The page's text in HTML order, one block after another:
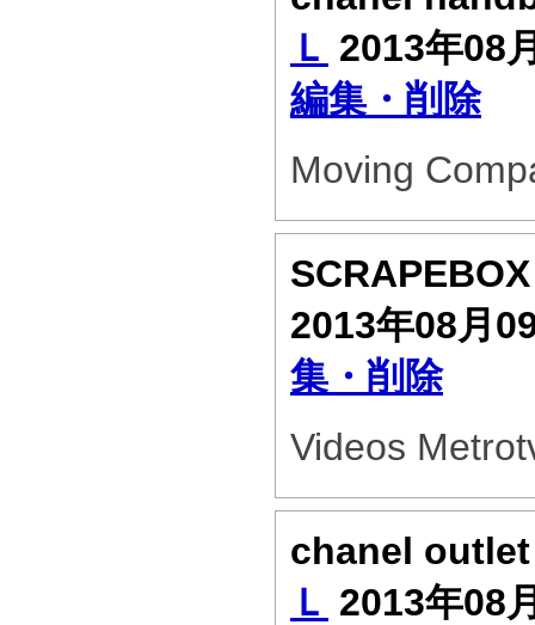
Ｌ 2013年08
編集・削除
Moving
2013年08月
集・削除
Videos
chanel
Ｌ 2013年08